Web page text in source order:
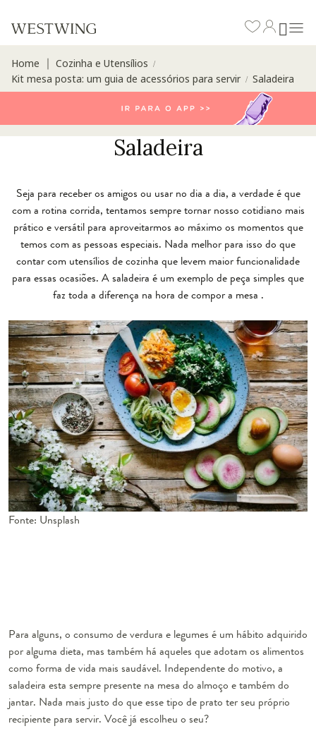
Home Cozinha e Utensílios /
Kit mesa posta: um guia de acessórios para servir / Saladeira
Saladeira
Seja para receber os amigos ou usar no dia a dia, a verdade é que
com a rotina corrida, tentamos sempre tornar nosso cotidiano mais
prático e versátil para aproveitarmos ao máximo os momentos que
temos com as pessoas especiais. Nada melhor para isso do que
contar com utensílios de cozinha que levem maior funcionalidade
para essas ocasiões. A saladeira é um exemplo de peça simples que
faz toda a diferença na hora de compor a mesa .
Fonte: Unsplash
Para alguns, o consumo de verdura e legumes é um hábito adquirido
por alguma dieta, mas também há aqueles que adotam os alimentos
como forma de vida mais saudável. Independente do motivo, a
saladeira esta sempre presente na mesa do almoço e também do
jantar. Nada mais justo do que esse tipo de prato ter seu próprio
recipiente para servir. Você já escolheu o seu?